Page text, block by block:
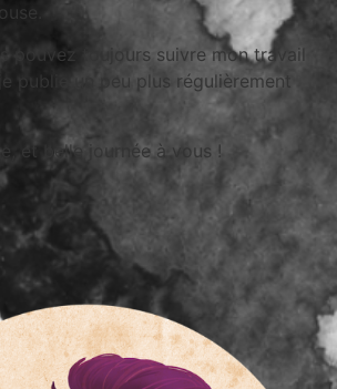
pouvez toujours suivre mon travail
publie un peu plus régulièrement
et belle journée à vous !